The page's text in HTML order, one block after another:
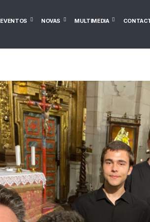
EVENTOS NOVAS MULTIMEDIA